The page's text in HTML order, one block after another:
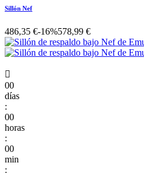
Sillón Nef
486,35 €-16%578,99 €

00
días
:
00
horas
:
00
min
: